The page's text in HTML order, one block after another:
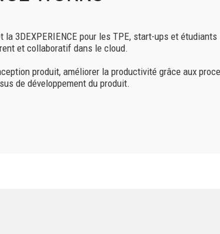
3DEXPERIENCE pour les TPE, start-ups et étudiants
et collaboratif dans le cloud.
produit, améliorer la productivité grâce aux
de développement du produit.